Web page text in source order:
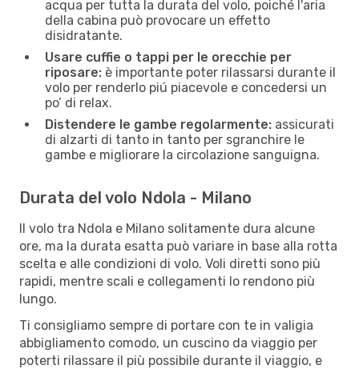
acqua per tutta la durata del volo, poiché l'aria
della cabina può provocare un effetto
disidratante.
Usare cuffie o tappi per le orecchie per
riposare: è importante poter rilassarsi durante il
volo per renderlo piú piacevole e concedersi un
po’ di relax.
Distendere le gambe regolarmente: assicurati
di alzarti di tanto in tanto per sgranchire le
gambe e migliorare la circolazione sanguigna.
Durata del volo Ndola - Milano
Il volo tra Ndola e Milano solitamente dura alcune
ore, ma la durata esatta può variare in base alla rotta
scelta e alle condizioni di volo. Voli diretti sono più
rapidi, mentre scali e collegamenti lo rendono più
lungo.
Ti consigliamo sempre di portare con te in valigia
abbigliamento comodo, un cuscino da viaggio per
poterti rilassare il più possibile durante il viaggio, e